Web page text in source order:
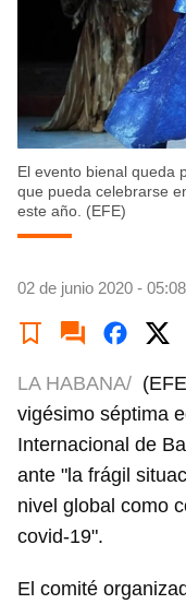
El evento bienal queda
que pueda celebrarse
este año. (EFE)
02 de junio 2020 - 05:08
LA HABANA/
vigésimo séptima
Internacional de
ante "la frágil
nivel global como
covid-19".
El comité